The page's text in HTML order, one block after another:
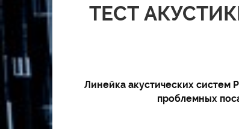
ТЕСТ
Линейка акустических систем
проблемных